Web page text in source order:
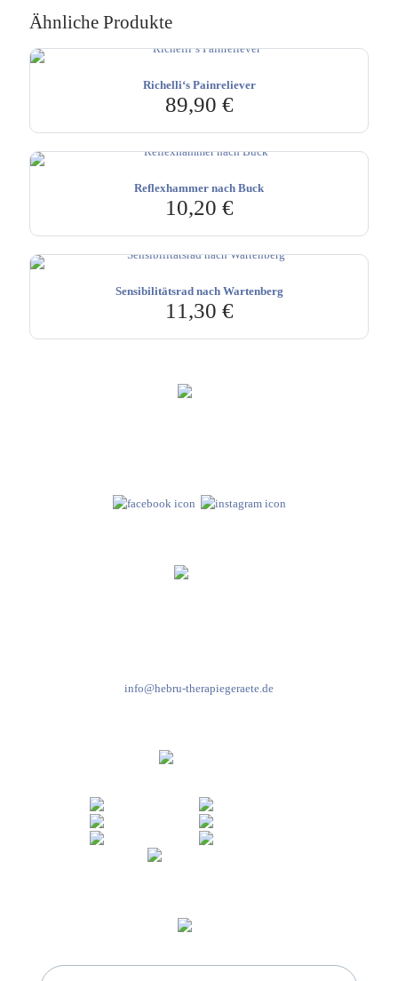
Ähnliche Produkte
Richelli‘s Painreliever
89,90 €
Reflexhammer nach Buck
10,20 €
Sensibilitätsrad nach Wartenberg
11,30 €
info@hebru-therapiegeraete.de